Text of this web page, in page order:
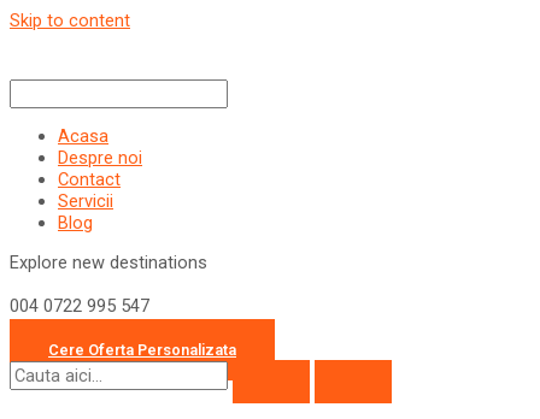
Skip to content
Acasa
Despre noi
Contact
Servicii
Blog
Explore new destinations
004 0722 995 547
Cere Oferta Personalizata